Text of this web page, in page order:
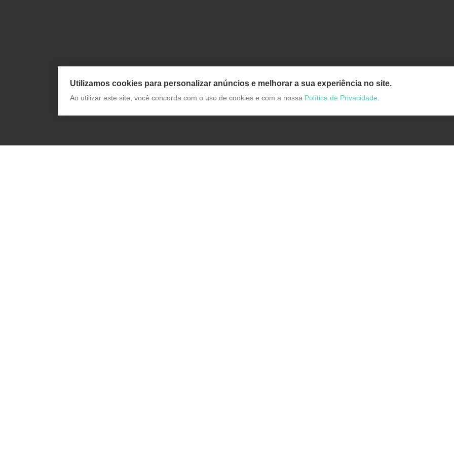
Utilizamos cookies para personalizar anúncios e melhorar a sua experiência no site.
Ao utilizar este site, você concorda com o uso de cookies e com a nossa Política de Privacidade.